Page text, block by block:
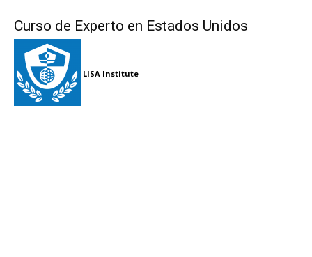
Curso de Experto en Estados Unidos
LISA Institute